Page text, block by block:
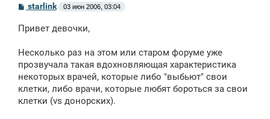
С
б
н
и
starlink 03 июн 2006, 03:04
Привет девочки,
Несколько раз на этом или старом форуме уже
прозвучала такая вдохновляющая характеристика
некоторых врачей, которые либо "выбьют" свои
клетки, либо врачи, которые любят бороться за свои
клетки (vs донорских).